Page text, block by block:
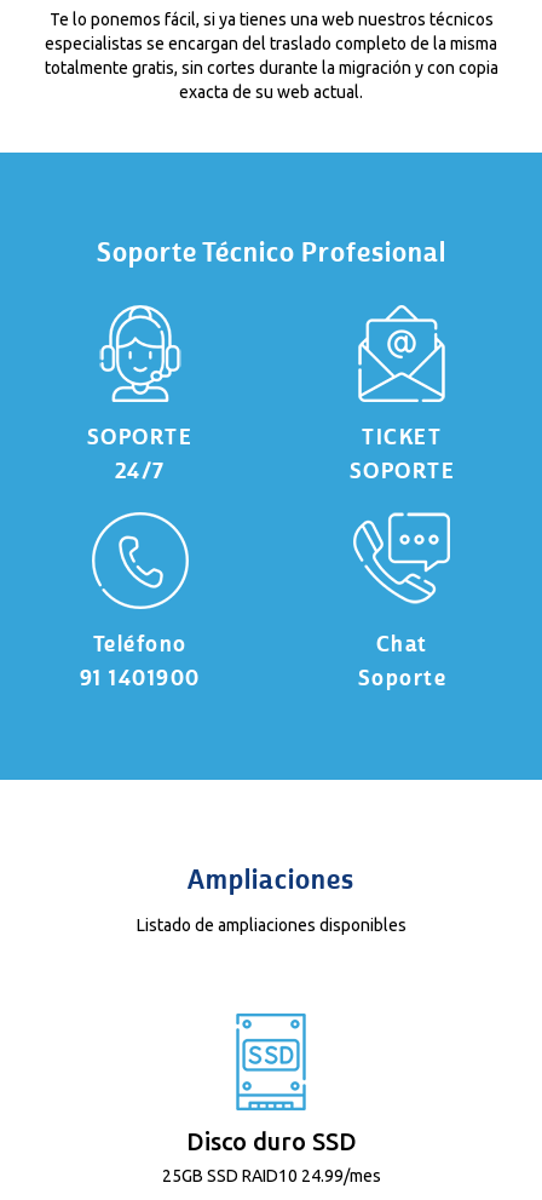
Te lo ponemos fácil, si ya tienes una web nuestros técnicos
especialistas se encargan del traslado completo de la misma
totalmente gratis, sin cortes durante la migración y con copia
exacta de su web actual.
Soporte Técnico Profesional
SOPORTE
24/7
TICKET
SOPORTE
Teléfono
91 1401900
Chat
Soporte
Ampliaciones
Listado de ampliaciones disponibles
Disco duro SSD
25GB SSD RAID10 24.99/mes